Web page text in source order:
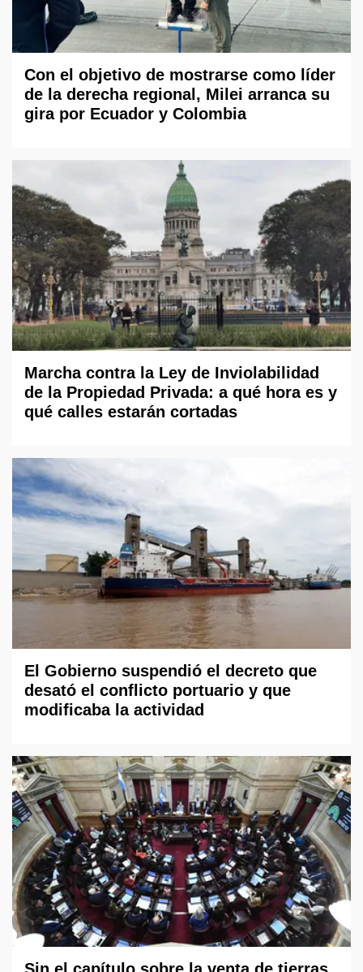
Con el objetivo de mostrarse como líder
de la derecha regional, Milei arranca su
gira por Ecuador y Colombia
Marcha contra la Ley de Inviolabilidad
de la Propiedad Privada: a qué hora es y
qué calles estarán cortadas
El Gobierno suspendió el decreto que
desató el conflicto portuario y que
modificaba la actividad